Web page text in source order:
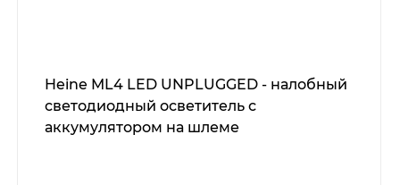
Heine ML4 LED UNPLUGGED - налобный
светодиодный осветитель с
аккумулятором на шлеме